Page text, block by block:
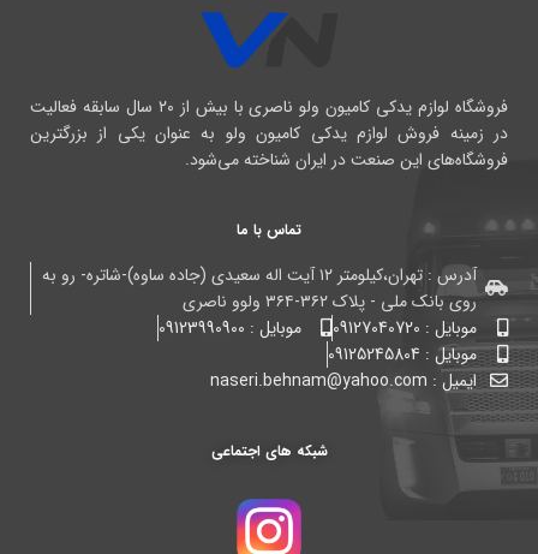
فروشگاه لوازم یدکی کامیون ولو ناصری با بیش از ۲۰ سال سابقه فعالیت
در زمینه فروش لوازم یدکی کامیون ولو به عنوان یکی از بزرگترین
فروشگاه‌های این صنعت در ایران شناخته می‌شود.
تماس با ما
آدرس : تهران،کیلومتر ۱۲ آیت اله سعیدی (جاده ساوه)-شاتره- رو به
روی بانک ملی - پلاک ۳۶۲-۳۶۴ ولوو ناصری
موبایل : 09127040720
موبایل : 09123990900
موبایل : 09125245804
ایمیل : naseri.behnam@yahoo.com
شبکه های اجتماعی